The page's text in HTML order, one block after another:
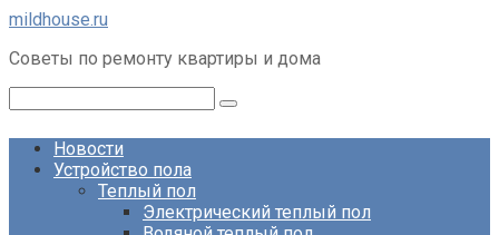
Перейти
контенту
mildhouse.ru
Советы по ремонту квартиры и дома
Новости
Устройство пола
Теплый пол
Электрический теплый пол